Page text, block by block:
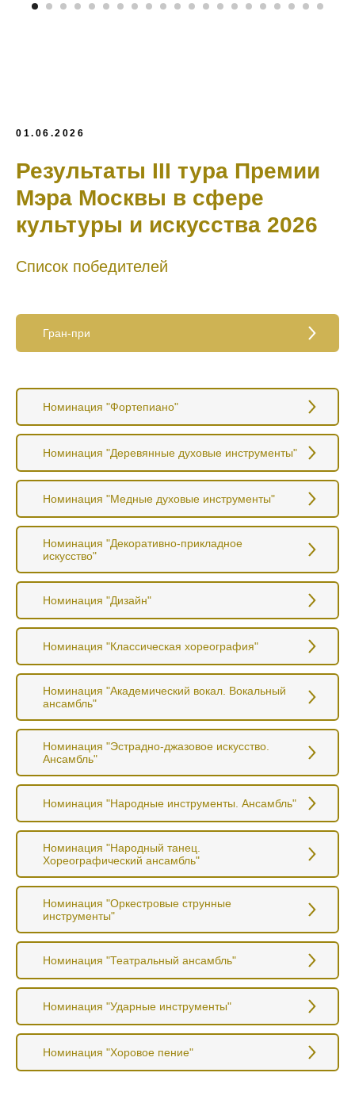
01.06.2026
Результаты III тура Премии
Мэра Москвы в сфере
культуры и искусства 2026
Список победителей
Гран-при
Номинация "Фортепиано"
Номинация "Деревянные духовые инструменты"
Номинация "Медные духовые инструменты"
Номинация "Декоративно-прикладное
искусство"
Номинация "Дизайн"
Номинация "Классическая хореография"
Номинация "Академический вокал. Вокальный
ансамбль"
Номинация "Эстрадно-джазовое искусство.
Ансамбль"
Номинация "Народные инструменты. Ансамбль"
Номинация "Народный танец.
Хореографический ансамбль"
Номинация "Оркестровые струнные
инструменты"
Номинация "Театральный ансамбль"
Номинация "Ударные инструменты"
Номинация "Хоровое пение"